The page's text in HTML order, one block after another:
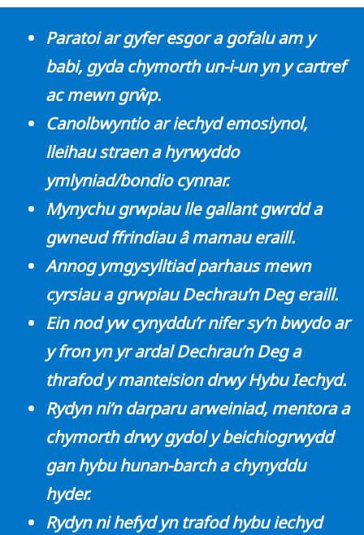
Paratoi ar gyfer esgor a gofalu am y
babi, gyda chymorth un-i-un yn y cartref
ac mewn grŵp.
Canolbwyntio ar iechyd emosiynol,
lleihau straen a hyrwyddo
ymlyniad/bondio cynnar.
Mynychu grwpiau lle gallant gwrdd a
gwneud ffrindiau â mamau eraill.
Annog ymgysylltiad parhaus mewn
cyrsiau a grwpiau Dechrau’n Deg eraill.
Ein nod yw cynyddu’r nifer sy’n bwydo ar
y fron yn yr ardal Dechrau’n Deg a
thrafod y manteision drwy Hybu Iechyd.
Rydyn ni’n darparu arweiniad, mentora a
chymorth drwy gydol y beichiogrwydd
gan hybu hunan-barch a chynyddu
hyder.
Rydyn ni hefyd yn trafod hybu iechyd